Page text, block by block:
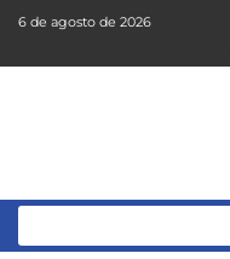
6 de agosto de 2026